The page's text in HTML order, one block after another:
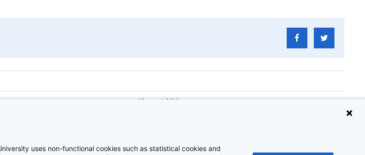
18 maart 2016
uses non-functional cookies such as statistical cookies and